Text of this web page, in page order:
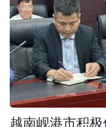
越南岘港市积